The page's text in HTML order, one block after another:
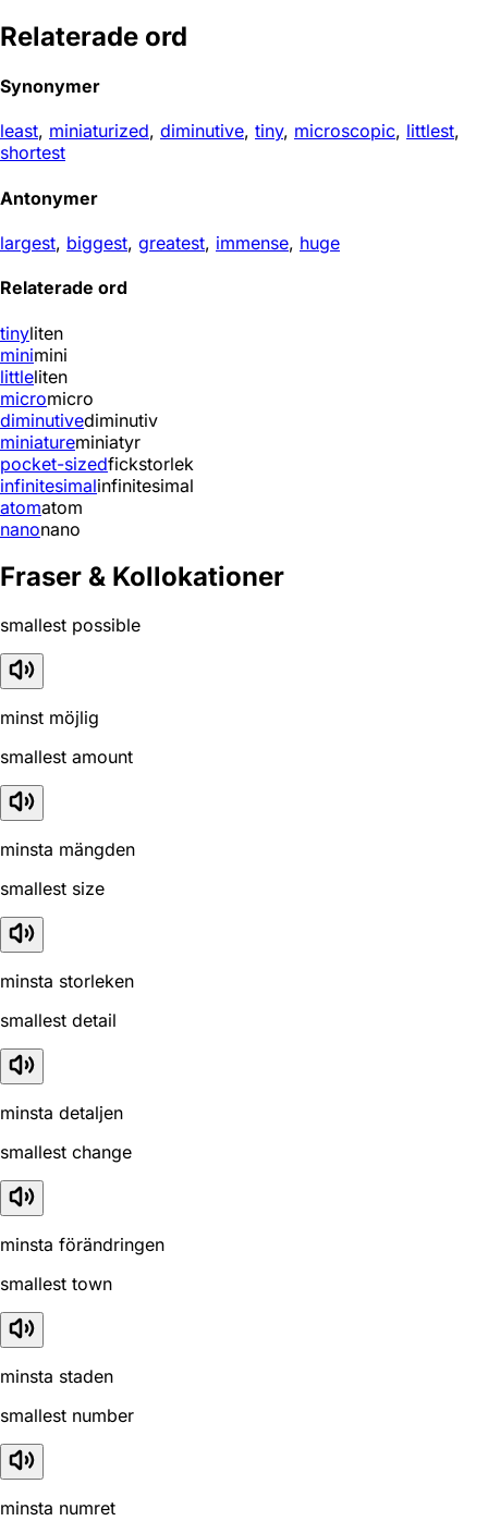
Relaterade ord
Synonymer
least, miniaturized, diminutive, tiny, microscopic, littlest,
shortest
Antonymer
largest, biggest, greatest, immense, huge
Relaterade ord
tinyliten
minimini
littleliten
micromicro
diminutivediminutiv
miniatureminiatyr
pocket-sizedfickstorlek
infinitesimalinfinitesimal
atomatom
nanonano
Fraser & Kollokationer
smallest possible
minst möjlig
smallest amount
minsta mängden
smallest size
minsta storleken
smallest detail
minsta detaljen
smallest change
minsta förändringen
smallest town
minsta staden
smallest number
minsta numret